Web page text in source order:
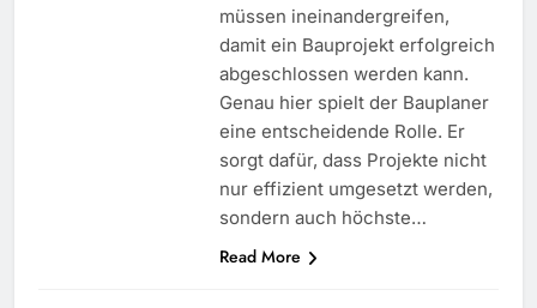
müssen ineinandergreifen,
damit ein Bauprojekt erfolgreich
abgeschlossen werden kann.
Genau hier spielt der Bauplaner
eine entscheidende Rolle. Er
sorgt dafür, dass Projekte nicht
nur effizient umgesetzt werden,
sondern auch höchste…
Read More